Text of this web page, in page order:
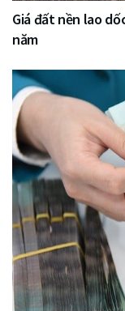
Giá đất nền lao
năm